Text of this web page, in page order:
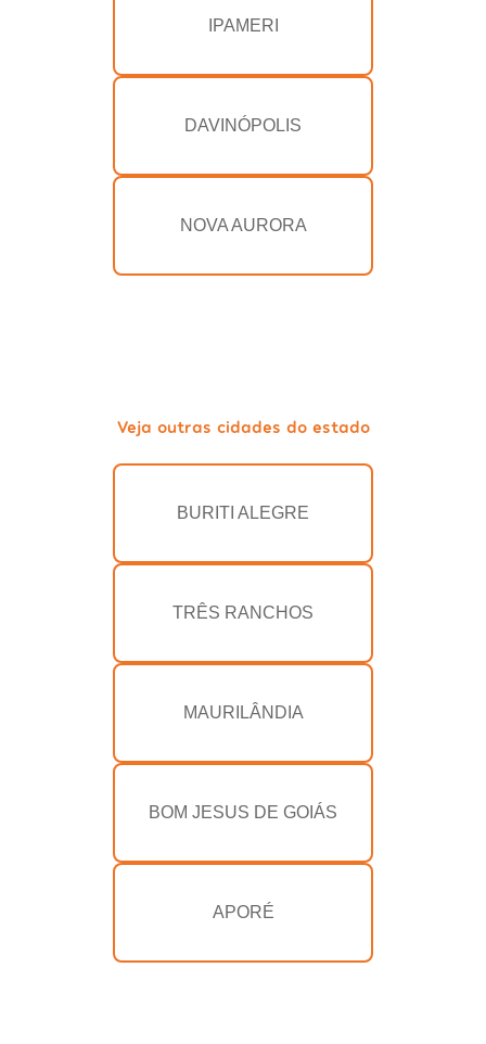
IPAMERI
DAVINÓPOLIS
NOVA AURORA
Veja outras cidades do estado
BURITI ALEGRE
TRÊS RANCHOS
MAURILÂNDIA
BOM JESUS DE GOIÁS
APORÉ